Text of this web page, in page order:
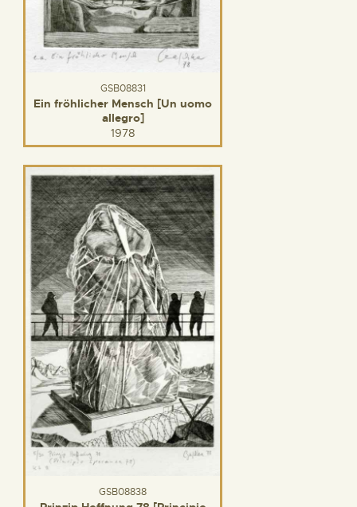
GSB08831
Ein fröhlicher Mensch [Un uomo
allegro]
1978
GSB08838